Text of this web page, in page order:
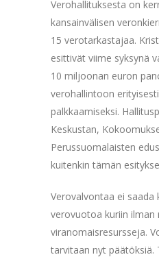
Verohallituksesta on
kansainvälisen
15 verotarkastajaa.
esittivät viime syksynä
10 miljoonan euron
verohallintoon
palkkaamiseksi.
Keskustan,
Perussuomalaisten
kuitenkin tämän
Verovalvontaa ei saada
verovuotoa kuriin ilman
viranomaisresursseja.
tarvitaan nyt päätöksiä.